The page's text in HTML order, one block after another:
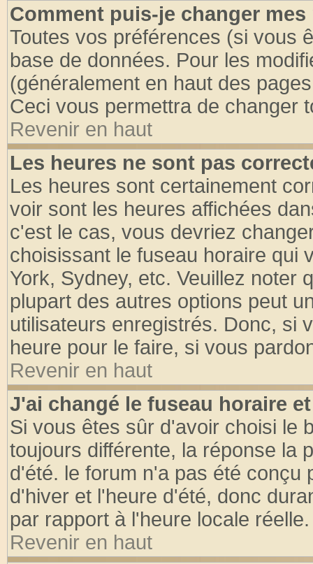
Comment puis-je changer mes
Toutes vos préférences (si vous
base de données. Pour les
(généralement en haut des
Ceci vous permettra de changer
Revenir en haut
Les heures ne sont pas
Les heures sont certainement
voir sont les heures affichées
c'est le cas, vous devriez
choisissant le fuseau horaire qui
York, Sydney, etc. Veuillez noter
plupart des autres options peut
utilisateurs enregistrés. Donc, si
heure pour le faire, si vous
Revenir en haut
J'ai changé le fuseau horaire
Si vous êtes sûr d'avoir choisi le
toujours différente, la réponse la
d'été. le forum n'a pas été conçu
d'hiver et l'heure d'été, donc
par rapport à l'heure locale réelle.
Revenir en haut